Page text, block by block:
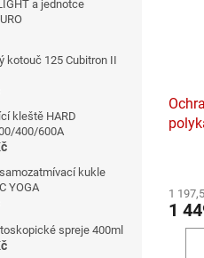
a jednotce
kotouč 125 Cubitron II
kleště HARD
400/600A
kukle
YOGA
spreje 400ml
1
1